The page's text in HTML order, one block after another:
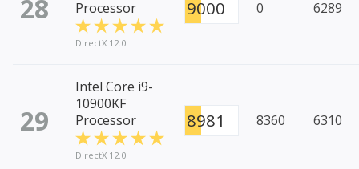
28
Processor
DirectX 12.0
9000 0 6289
29
Intel Core i9-
10900KF
Processor
DirectX 12.0
8981 8360 6310